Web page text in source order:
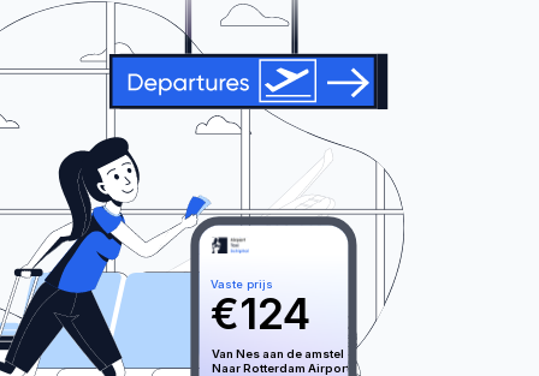
124
€
Vaste prijs
Van Nes aan de amstel
Naar Rotterdam Airport